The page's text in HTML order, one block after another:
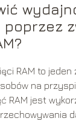
poprzez
RAM to jeden
na
RAM jest